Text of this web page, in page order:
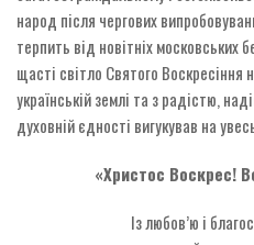
народ після чергових
терпить від новітніх московських
щасті світло Святого Воскресіння
українській землі та з радістю,
духовній єдності вигукував на
«Христос Воскрес!
Із любов’ю і